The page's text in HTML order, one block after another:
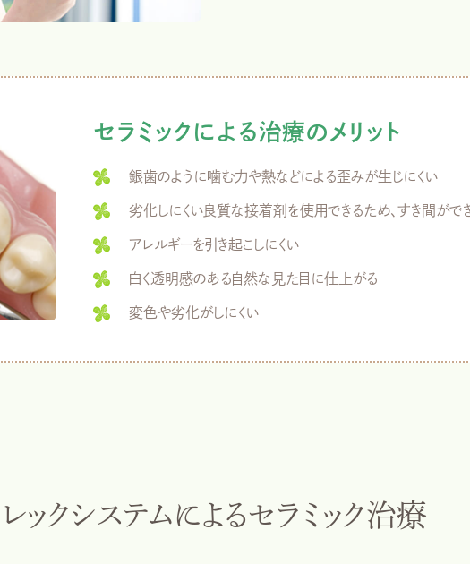
セラミックによる治療のメリット
銀歯のように噛む力や熱などによる歪みが生じにくい
劣化しにくい良質な接着剤を使用できるため、すき間がで
アレルギーを引き起こしにくい
白く透明感のある自然な見た目に仕上がる
変色や劣化がしにくい
ックシステムによるセラミック治療